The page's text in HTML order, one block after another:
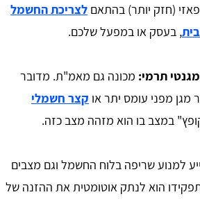
(חזק יותר) בהתאם לצריכת החשמל
, בעסק או במפעל שלכם.
תרמי: מכונה גם מאמ"ת. מדובר
מגן מפני עומס יתר או קצר חשמלי
במצב בו הוא מזהה מצב כזה.
למנוע שריפה בלוח החשמל וגם מצבים
הוא לנתק אוטומטית את ההזנה של